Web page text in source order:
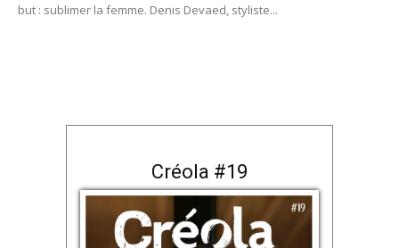
but : sublimer la femme. Denis Devaed, styliste...
Créola #19